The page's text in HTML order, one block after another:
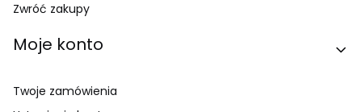
Zwróć zakupy
Moje konto
Twoje zamówienia